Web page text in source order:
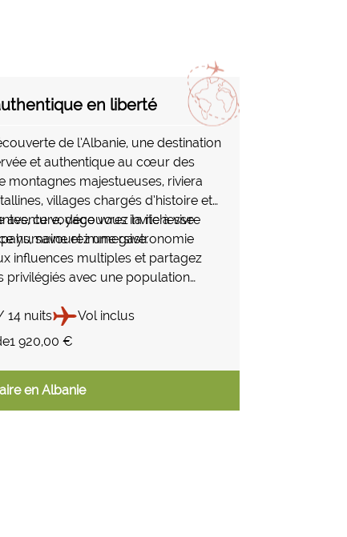
en liberté
de l’Albanie, une destination
et authentique au cœur des
montagnes majestueuses, riviera
villages chargés d’histoire et
ce voyage vous invite à vivre
humaine et immersive.
aventure, découvrez la richesse
savourez une gastronomie
influences multiples et partagez
privilégiés avec une population
parenthèse hors des sentiers
rencontres et émotions.
14 nuits
Vol inclus
1 920,00 €
en Albanie